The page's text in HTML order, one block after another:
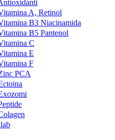
A, Retinol
B3 Niacinamida
B5 Pantenol
C
E
F
PCA